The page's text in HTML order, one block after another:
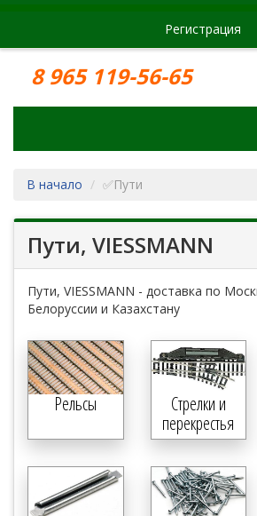
Регистрация
8 965 119-56-65
В начало
✅Пути
Пути, VIESSMANN
Пути, VIESSMANN - доставка по
Белоруссии и Казахстану
Рельсы
Стрелки и
перекрестья